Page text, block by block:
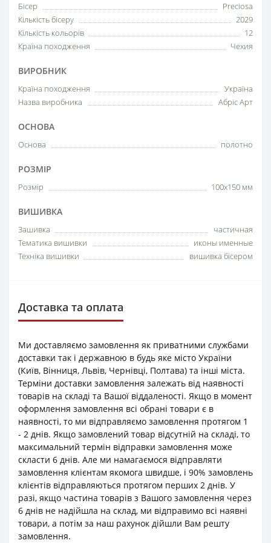
Бісер
Preciosa
Кількість бісеру
2029
Кількість кольорів
12
Країна походження
Чехия
ВИРОБНИК
Країна походження
Україна
Назва виробника
Абріс Арт
ОСНОВА
Основа полотно
РОЗМІР
Розмір 100х150 мм
ВИШИВКА
Зашивка
частичная
Тематика вишивки
иконы именные
Техніка вишивки
вишивка бісером
Доставка та оплата
Ми доставляємо замовлення як приватними службами
доставки так і державною в будь яке місто України
(Київ, Вінниця, Львів, Чернівці, Полтава) та інші міста.
Терміни доставки замовлення залежать від наявності
товарів на складі та Вашої віддаленості. Якщо в момент
оформлення замовлення всі обрані товари є в
наявності, то ми відправляємо замовлення протягом 1
- 2 днів. Якщо замовлений товар відсутній на складі, то
максимальний термін відправки замовлення може
скласти 6 днів. Але ми намагаємося відправляти
замовлення клієнтам якомога швидше, і 90% замовлень
клієнтів відправляються протягом перших 2 днів. У
разі, якщо частина товарів з Вашого замовлення через
6 днів не надійшла на склад, ми відправимо всі наявні
товари, а потім за наш рахунок дійшли Вам решту
замовлення.